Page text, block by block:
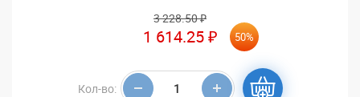
3 228.50 ₽
1 614.25 ₽ 50%
Кол-во: